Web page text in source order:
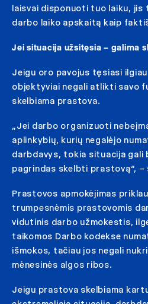
laisvai disponuoti tuo laiku,
darbo laiko apskaitą kaip
Jei situacija užsitęsia – galima
Jeigu oro pavojus tęsiasi
objektyviai negali atlikti savo
skelbiama prastova.
„Jei darbo organizuoti
aplinkybių, kurių negalėjo
darbdavys, tokia situacija gali
pagrindas skelbti prastovą“,
Prastovos apmokėjimas
trumpesnėmis prastovomis
vidutinis darbo užmokestis,
taikomos Darbo kodekse
išmokos, tačiau jos negali
mėnesinės algos ribos.
Jeigu prastova skelbiama